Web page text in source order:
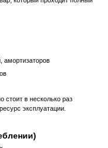
на 180 градусов;
упражнений;
качества и